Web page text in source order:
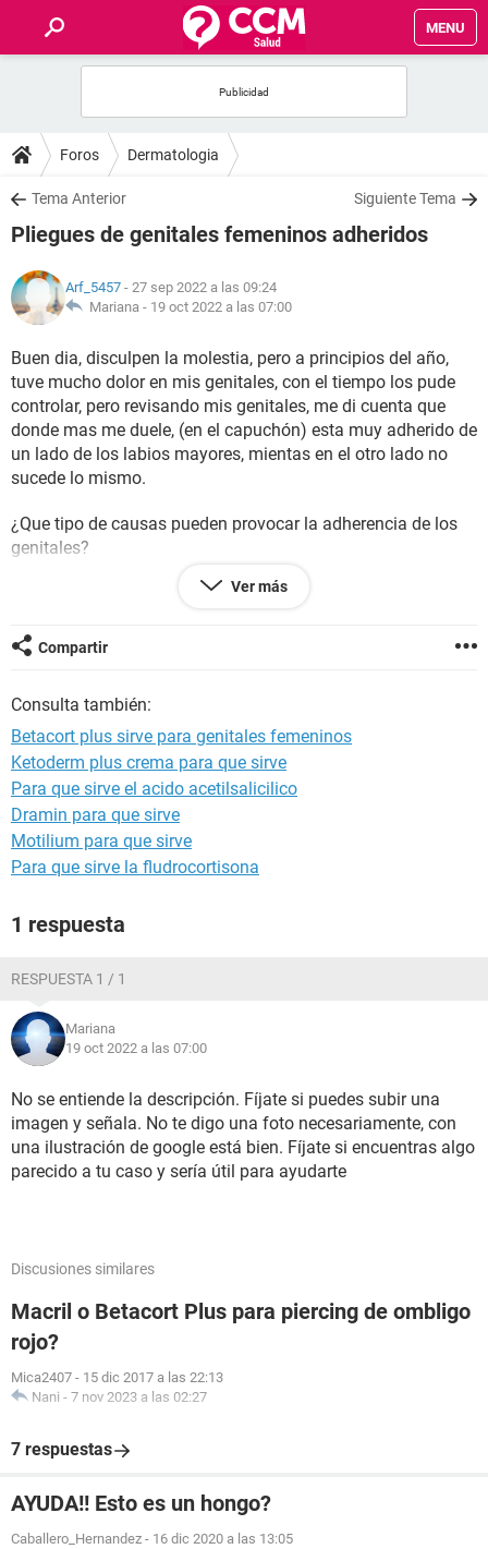
MENU
FOROS
SALUD
FAMILIA
NUTRICIÓN
BIENESTAR
SEXUALIDAD
GLOSARIO
Foros Dermatologia
Tema Anterior Siguiente Tema
Pliegues de genitales femeninos adheridos
Arf_5457 - 27 sep 2022 a las 09:24
Mariana - 19 oct 2022 a las 07:00
Buen dia, disculpen la molestia, pero a principios del año,
tuve mucho dolor en mis genitales, con el tiempo los pude
controlar, pero revisando mis genitales, me di cuenta que
donde mas me duele, (en el capuchón) esta muy adherido de
un lado de los labios mayores, mientas en el otro lado no
sucede lo mismo.
¿Que tipo de causas pueden provocar la adherencia de los
genitales?
igual mis labios menores están mas engrosados y redujeron
Cualquier ayuda se lo agradecería demasiado, en estos
seguro
Ver más
Compartir
Consulta también:
Betacort plus sirve para genitales femeninos
Ketoderm plus crema para que sirve
Para que sirve el acido acetilsalicilico
Dramin para que sirve
Motilium para que sirve
Para que sirve la fludrocortisona
1 respuesta
RESPUESTA 1 / 1
Mariana
19 oct 2022 a las 07:00
No se entiende la descripción. Fíjate si puedes subir una
imagen y señala. No te digo una foto necesariamente, con
una ilustración de google está bien. Fíjate si encuentras algo
parecido a tu caso y sería útil para ayudarte
Discusiones similares
Macril o Betacort Plus para piercing de ombligo
rojo?
Mica2407 - 15 dic 2017 a las 22:13
Nani - 7 nov 2023 a las 02:27
7 respuestas
AYUDA!! Esto es un hongo?
Caballero_Hernandez - 16 dic 2020 a las 13:05